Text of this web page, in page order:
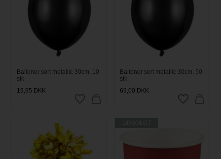
Balloner sort metallic 30cm, 10
stk.
19,95 DKK
Balloner sort metallic 30cm, 50
stk.
69,00 DKK